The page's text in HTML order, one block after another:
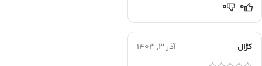
0
0
کژال آذر 3, 1403